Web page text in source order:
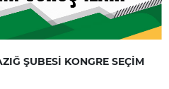
ŞUBESİ KONGRE SEÇİM